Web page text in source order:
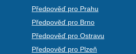
Předpověď pro Prahu
Předpověď pro Brno
Předpověď pro Ostravu
Předpověď pro Plzeň